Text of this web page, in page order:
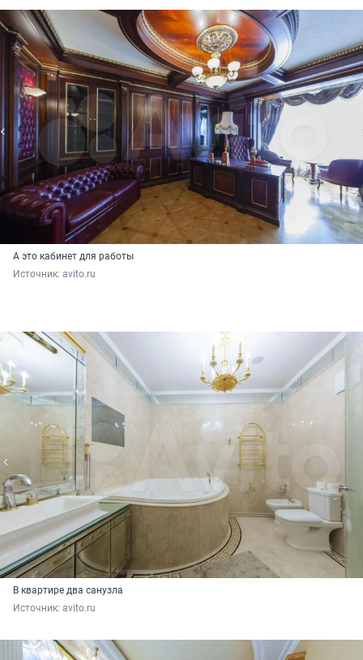
А это кабинет для работы
Источник: avito.ru
В квартире два санузла
Источник: avito.ru